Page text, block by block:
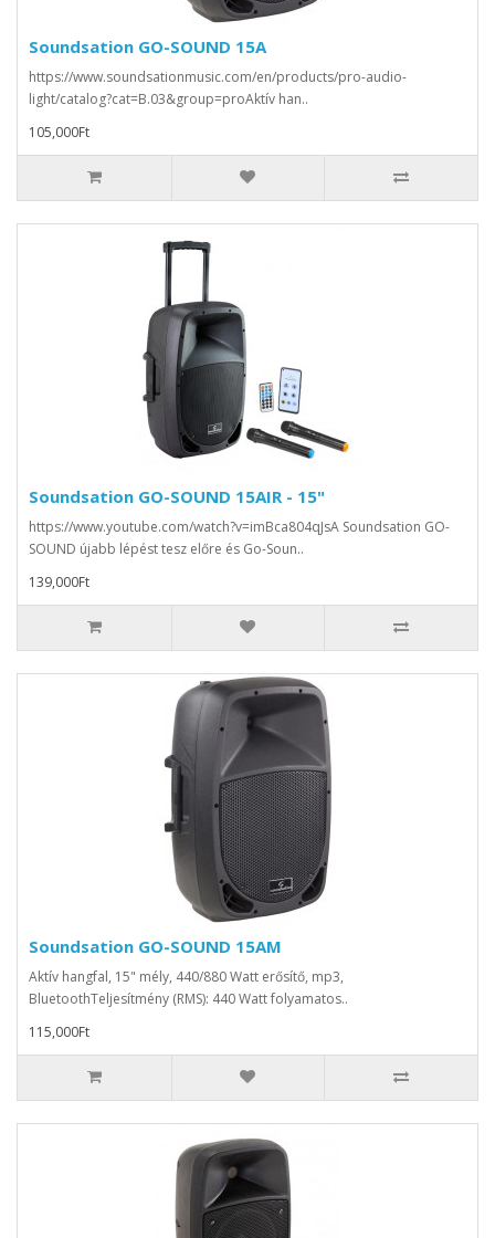
Soundsation GO-SOUND 15A
https://www.soundsationmusic.com/en/products/pro-audio-
light/catalog?cat=B.03&group=proAktív han..
105,000Ft
Soundsation GO-SOUND 15AIR - 15"
https://www.youtube.com/watch?v=imBca804qJsA Soundsation GO-
SOUND újabb lépést tesz előre és Go-Soun..
139,000Ft
Soundsation GO-SOUND 15AM
Aktív hangfal, 15" mély, 440/880 Watt erősítő, mp3,
BluetoothTeljesítmény (RMS): 440 Watt folyamatos..
115,000Ft